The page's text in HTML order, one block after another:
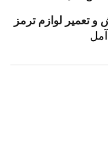
تعمیر لوازم ترمز